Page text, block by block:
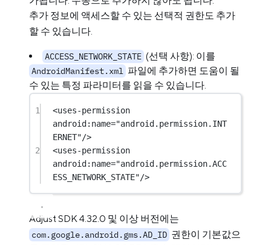
추가 정보에 액세스할 수 있는 선택적 권한도 추가
할 수 있습니다.
ACCESS_NETWORK_STATE (선택 사항): 이를
AndroidManifest.xml 파일에 추가하면 도움이 될
수 있는 특정 파라미터를 읽을 수 있습니다.
1 <uses-permission
android:name="android.permission.INT
ERNET"/>
2
<uses-permission
android:name="android.permission.ACC
ESS_NETWORK_STATE"/>
Adjust SDK 4.32.0 및 이상 버전에는
com.google.android.gms.AD_ID 권한이 기본값으